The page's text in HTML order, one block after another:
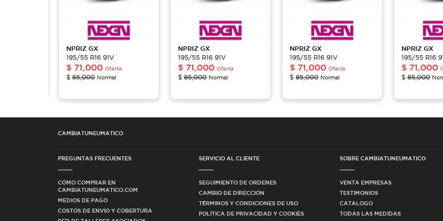
NPRIZ GX
195/55 R16 91V
$ 71,000 Oferta
$ 85,000 Normal
NPRIZ GX
195/55 R16 91V
$ 71,000 Oferta
$ 85,000 Normal
NPRIZ GX
195/55 R16 91V
$ 71,000 Oferta
$ 85,000 Normal
NPRIZ GX
195/55 R16
$ 71,000
$ 85,000
CAMBIATUNEUMATICO
PREGUNTAS FRECUENTES
CÓMO COMPRAR EN
CAMBIATUNEUMATICO.COM
MEDIOS DE PAGO
COSTOS DE ENVÍO Y COBERTURA
SERVICIO AL CLIENTE
SEGUIMIENTO DE ORDENES
CAMBIO DE DIRECCIÓN
TÉRMINOS Y CONDICIONES DE USO
POLÍTICA DE PRIVACIDAD Y COOKIES
SOBRE CAMBIATUNEUMATICO
VENTA EMPRESAS
TESTIMONIOS
CATÁLOGO
TODAS LAS MEDIDAS